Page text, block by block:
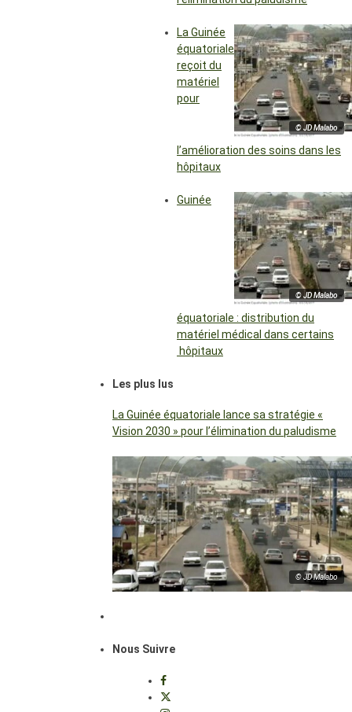
© JD Malabo
La Guinée
équatoriale
reçoit du
matériel
pour
l’amélioration des soins dans les
hôpitaux
© JD Malabo
Guinée
équatoriale : distribution du
matériel médical dans certains
hôpitaux
Les plus lus
La Guinée équatoriale lance sa stratégie «
Vision 2030 » pour l’élimination du paludisme
© JD Malabo
Nous Suivre